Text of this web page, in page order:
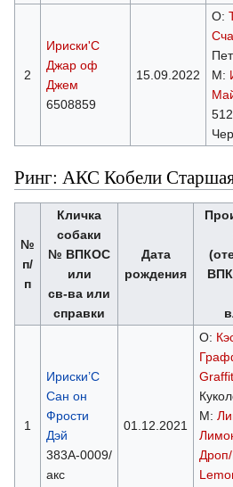
2
Ириски'С
Джар оф
Джем
6508859
15.09.2022
О:
М:
Ринг: АКС Кобели
№
п/
п
Кличка
собаки
№ ВПКОС
или
св-ва или
справки
Дата
рождения
1
Ириски’С
Сан он
Фрости
Дэй
383А-0009/
акс
01.12.2021
О:
М: